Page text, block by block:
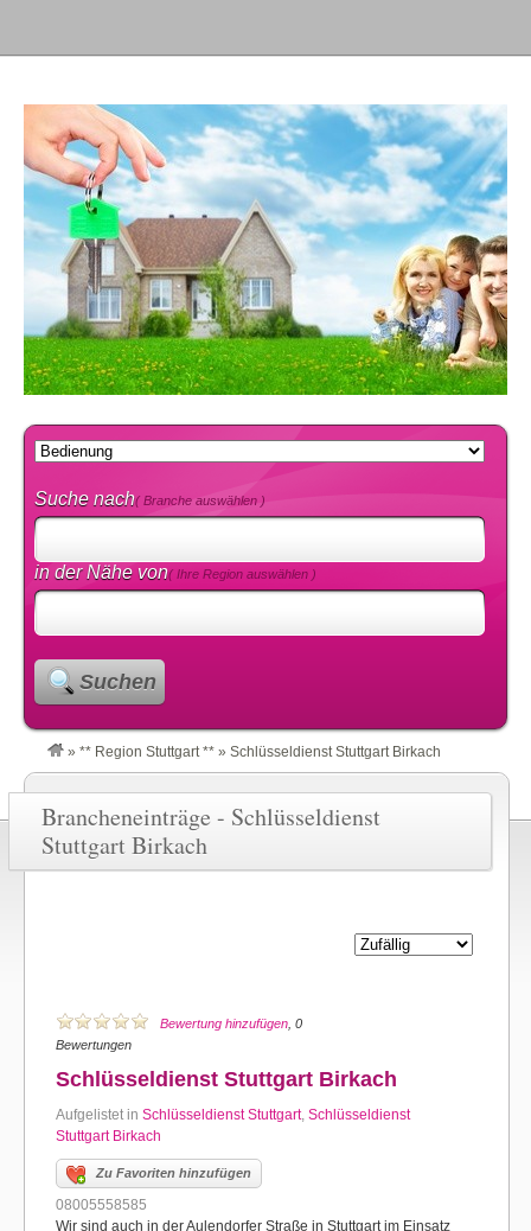
Suche nach( Branche auswählen )
in der Nähe von( Ihre Region auswählen )
Suchen
» ** Region Stuttgart ** » Schlüsseldienst Stuttgart Birkach
Brancheneinträge - Schlüsseldienst
Stuttgart Birkach
Bewertung hinzufügen , 0
Bewertungen
Schlüsseldienst Stuttgart Birkach
Aufgelistet in Schlüsseldienst Stuttgart, Schlüsseldienst
Stuttgart Birkach
Zu Favoriten hinzufügen
08005558585
Wir sind auch in der Aulendorfer Straße in Stuttgart im Einsatz